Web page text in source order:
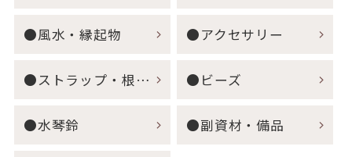
●風水・縁起物 ●アクセサリー
●ストラップ・根付・キーホルダー ●ビーズ
●水琴鈴 ●副資材・備品